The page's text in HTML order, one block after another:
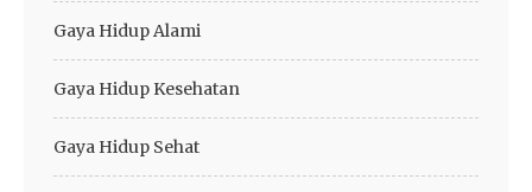
Gaya Hidup Alami
Gaya Hidup Kesehatan
Gaya Hidup Sehat